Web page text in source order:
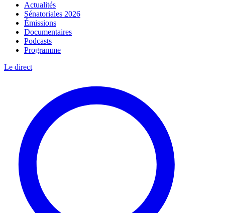
Actualités
Sénatoriales 2026
Émissions
Documentaires
Podcasts
Programme
Le direct